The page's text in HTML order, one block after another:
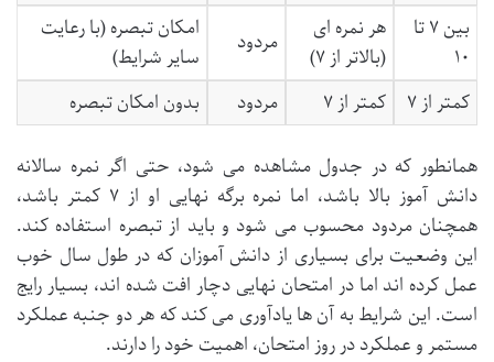
بین ۷ تا
۱۰
هر نمره ای
(بالاتر از ۷)
مردود
امکان تبصره (با رعایت
سایر شرایط)
کمتر از ۷
کمتر از ۷ مردود بدون امکان تبصره
همانطور که در جدول مشاهده می شود، حتی اگر نمره سالانه
دانش آموز بالا باشد، اما نمره برگه نهایی او از ۷ کمتر باشد،
همچنان مردود محسوب می شود و باید از تبصره استفاده کند.
این وضعیت برای بسیاری از دانش آموزان که در طول سال خوب
عمل کرده اند اما در امتحان نهایی دچار افت شده اند، بسیار رایج
است. این شرایط به آن ها یادآوری می کند که هر دو جنبه عملکرد
مستمر و عملکرد در روز امتحان، اهمیت خود را دارند.